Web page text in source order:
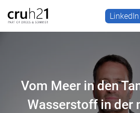
LinkedIn
LinkedIn
Vom Meer in den
Wasserstoff in der